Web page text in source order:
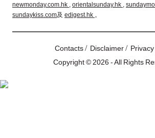
newmonday.com.hk , orientalsunday.hk ,
sundaykiss.com及 edigest.hk 。
Contacts/ Disclaimer/
Copyright © 2026 - All Rights